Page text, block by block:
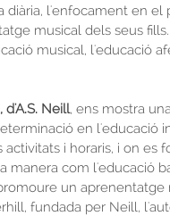
diària, l'enfocament en el
musical dels seus fills.
musical, l'educació
Neill, ens mostra
en l'educació
i horaris, i on es
manera com l'educació
un
fundada per Neill,